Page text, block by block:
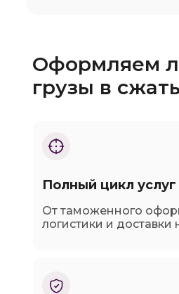
Оформляем
грузы в
Полный цикл услуг
От таможенного
логистики и доставки